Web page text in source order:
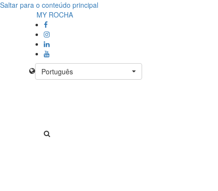
Saltar para o conteúdo principal
MY ROCHA
Português